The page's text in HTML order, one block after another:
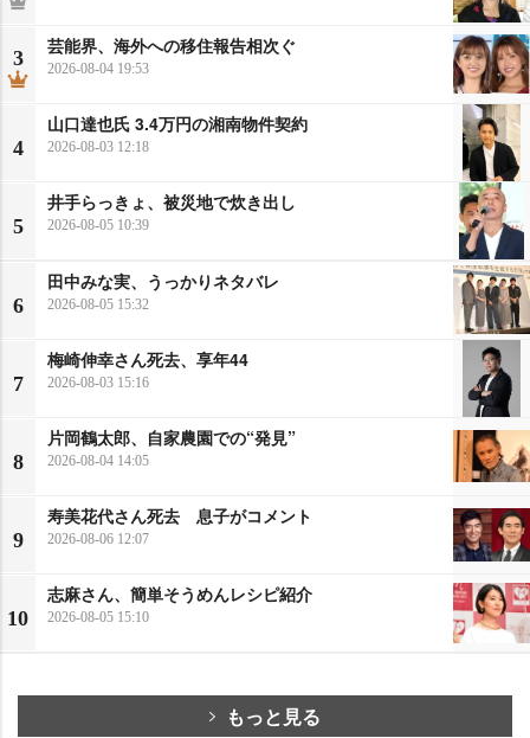
3
芸能界、海外への移住報告相次ぐ
2026-08-04 19:53
4
山口達也氏 3.4万円の湘南物件契約
2026-08-03 12:18
5
井手らっきょ、被災地で炊き出し
2026-08-05 10:39
6
田中みな実、うっかりネタバレ
2026-08-05 15:32
7
梅崎伸幸さん死去、享年44
2026-08-03 15:16
8
片岡鶴太郎、自家農園での“発見”
2026-08-04 14:05
9
寿美花代さん死去 息子がコメント
2026-08-06 12:07
10
志麻さん、簡単そうめんレシピ紹介
2026-08-05 15:10
もっと見る